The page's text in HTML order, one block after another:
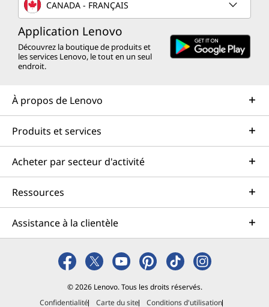
CANADA - FRANÇAIS
Application Lenovo
Découvrez la boutique de produits et
les services Lenovo, le tout en un seul
endroit.
À propos de Lenovo
Produits et services
Acheter par secteur d'activité
Ressources
Assistance à la clientèle
© 2026 Lenovo. Tous les droits réservés.
Confidentialité
Carte du site Conditions d'utilisation